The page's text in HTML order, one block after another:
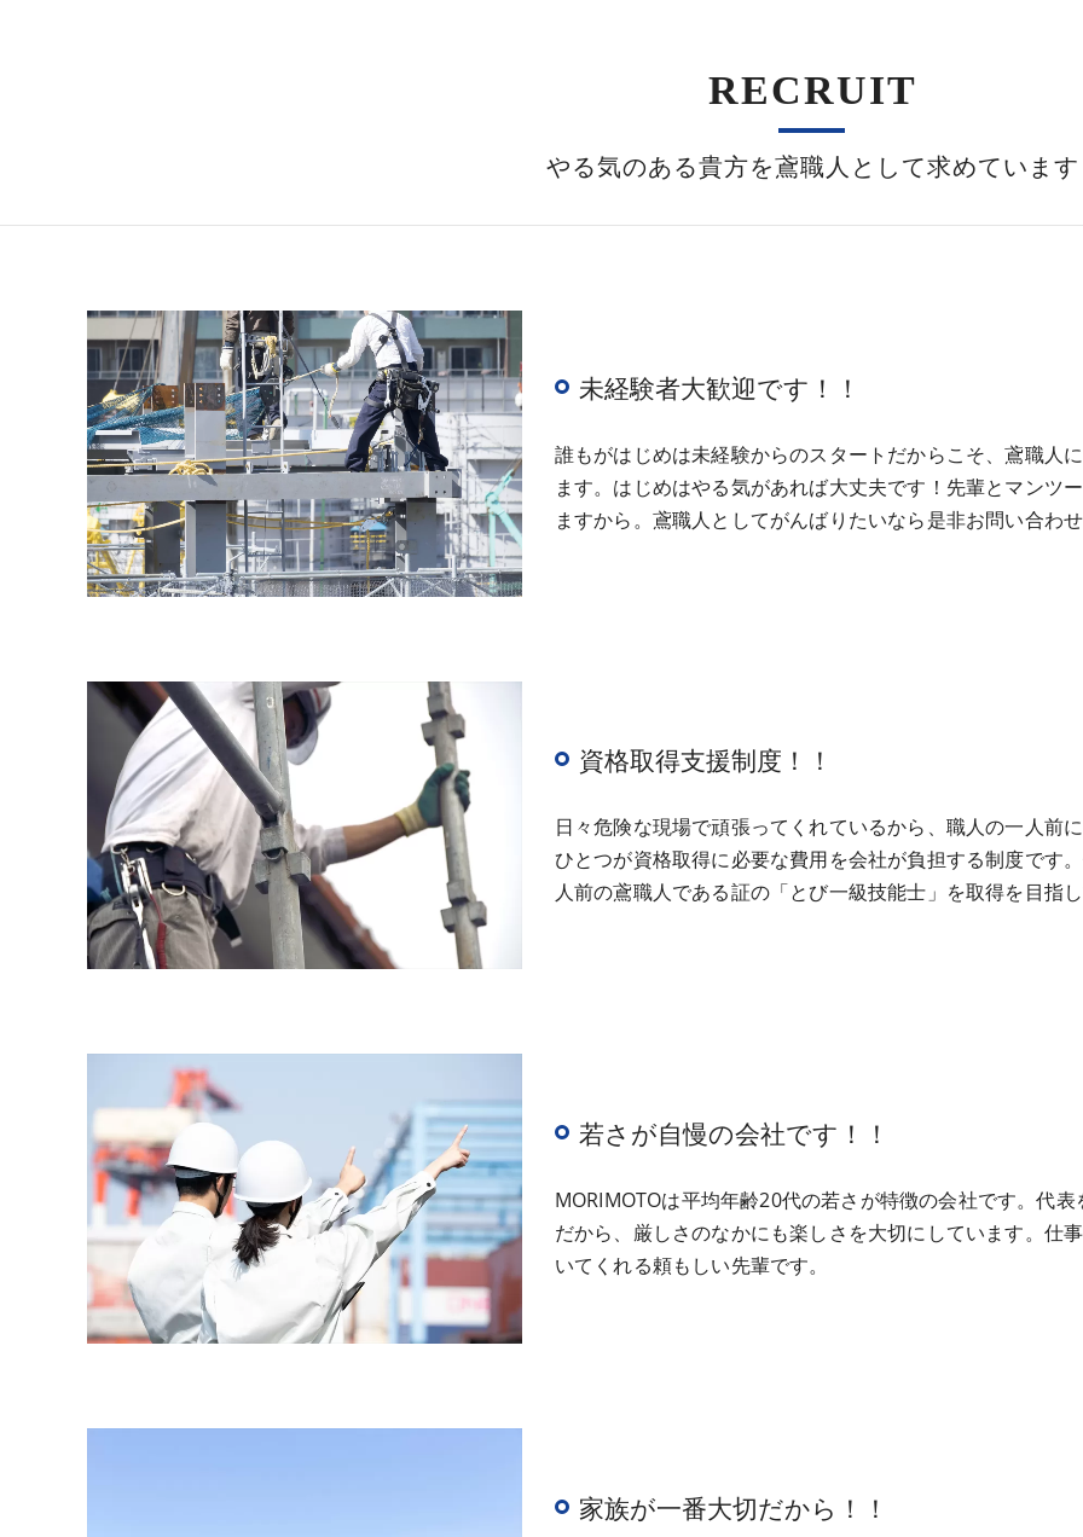
やる気のある貴方を鳶職人として求めています
RECRUIT
未経験者大歓迎です！！
誰もがはじめは未経験からのスタートだからこそ、鳶職人
ます。はじめはやる気があれば大丈夫です！先輩とマンツ
ますから。鳶職人としてがんばりたいなら是非お問い合わ
資格取得支援制度！！
日々危険な現場で頑張ってくれているから、職人の一人前
ひとつが資格取得に必要な費用を会社が負担する制度です
人前の鳶職人である証の「とび一級技能士」を取得を目指
若さが自慢の会社です！！
MORIMOTOは平均年齢20代の若さが特徴の会社です。代
だから、厳しさのなかにも楽しさを大切にしています。仕
いてくれる頼もしい先輩です。
家族が一番大切だから！！